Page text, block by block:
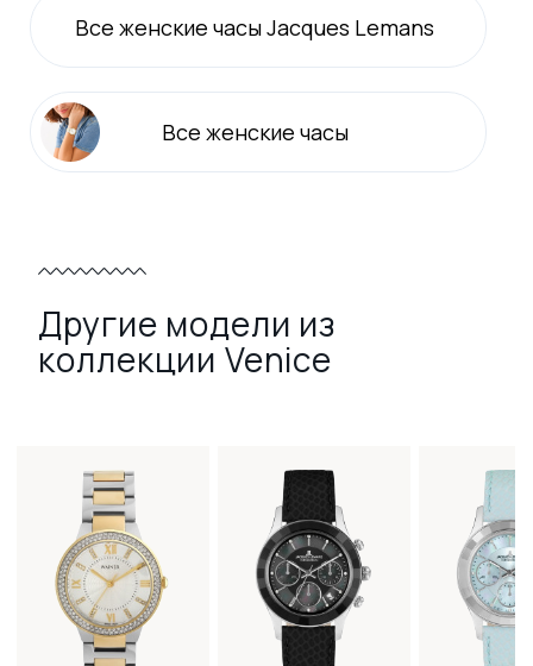
Всеженские часы Jacques Lemans
Все женские часы
Другие модели из
коллекции Venice